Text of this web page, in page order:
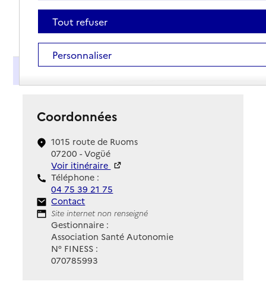
Présentation
Coordonnées
1015 route de Ruoms
07200 - Vogüé
Voir itinéraire
Téléphone :
04 75 39 21 75
Contact
Contact
Site Internet
Site internet non renseigné
Gestionnaire :
Association Santé Autonomie
N° FINESS :
070785993
Tout refuser
Personnaliser